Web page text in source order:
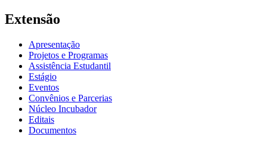
Extensão
Apresentação
Projetos e Programas
Assistência Estudantil
Estágio
Eventos
Convênios e Parcerias
Núcleo Incubador
Editais
Documentos